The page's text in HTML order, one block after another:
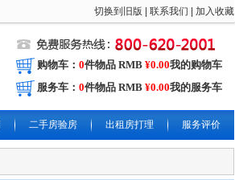
切换到旧版 联系我们 加入收藏
购物车： 0件物品 RMB ¥0.00我的购物车
服务车： 0件物品 RMB ¥0.00我的服务车
二手房验房 出租房打理 服务评价